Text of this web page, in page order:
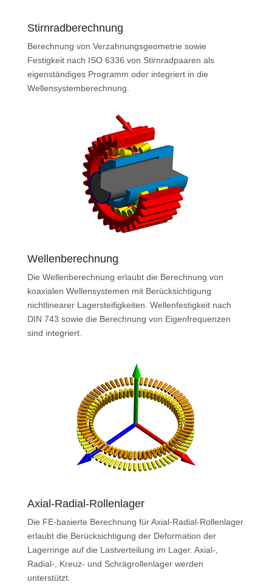
Stirnradberechnung
Berechnung von Verzahnungsgeometrie sowie
Festigkeit nach ISO 6336 von Stirnradpaaren als
eigenständiges Programm oder integriert in die
Wellensystemberechnung.
Wellenberechnung
Die Wellenberechnung erlaubt die Berechnung von
koaxialen Wellensystemen mit Berücksichtigung
nichtlinearer Lagersteifigkeiten. Wellenfestigkeit nach
DIN 743 sowie die Berechnung von Eigenfrequenzen
sind integriert.
Axial-Radial-Rollenlager
Die FE-basierte Berechnung für Axial-Radial-Rollenlager
erlaubt die Berücksichtigung der Deformation der
Lagerringe auf die Lastverteilung im Lager. Axial-,
Radial-, Kreuz- und Schrägrollenlager werden
unterstützt.